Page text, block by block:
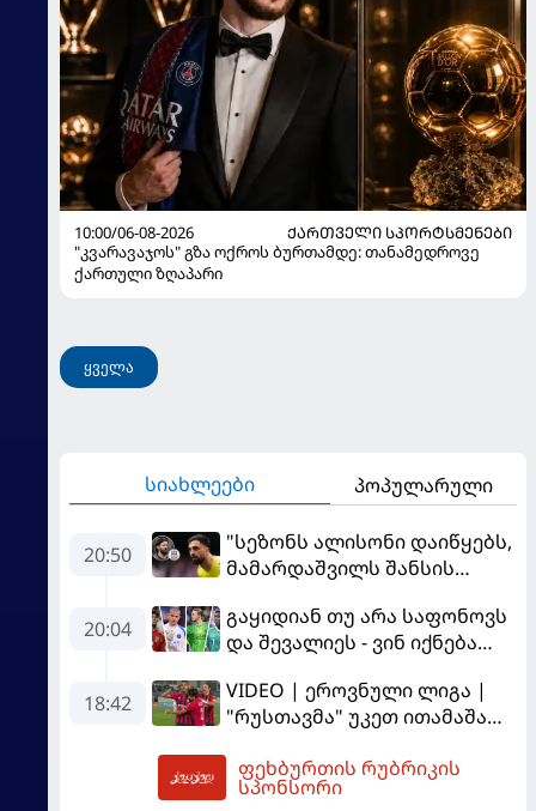
10:00/06-08-2026
ᲥᲐᲠᲗᲕᲔᲚᲘ ᲡᲞᲝᲠᲢᲡᲛᲔᲜᲔᲑᲘ
"კვარავაჯოს" გზა ოქროს ბურთამდე: თანამედროვე
ქართული ზღაპარი
ყველა
სიახლეები პოპულარული
20:50
"სეზონს ალისონი დაიწყებს,
მამარდაშვილს შანსის
მოთმინება სჭირდება,
რომელსაც 100%-ით
"ლივერპულის" ყოფილმა
მეკარემ
20:04
გაყიდიან თუ არა საფონოვს
და შევალიეს - ვინ იქნება
18:42
VIDEO | ეროვნული ლიგა |
"რუსთავმა" უკეთ ითამაშა
მოიგო, "ტორპედომ" გვიან
გაიღვიძა...
ფეხბურთის რუბრიკის
სპონსორი